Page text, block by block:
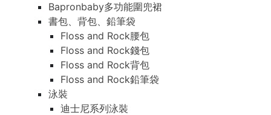
Bapronbaby多功能圍兜裙
書包、背包、鉛筆袋
Floss and Rock腰包
Floss and Rock錢包
Floss and Rock背包
Floss and Rock鉛筆袋
泳裝
迪士尼系列泳裝